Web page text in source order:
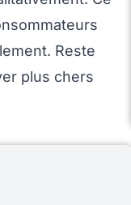
Reste
plus chers